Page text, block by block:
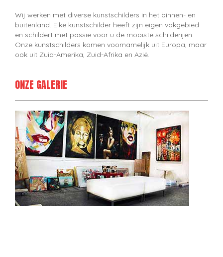
Wij werken met diverse kunstschilders in het binnen- en
buitenland. Elke kunstschilder heeft zijn eigen vakgebied
en schildert met passie voor u de mooiste schilderijen.
Onze kunstschilders komen voornamelijk uit Europa, maar
ook uit Zuid-Amerika, Zuid-Afrika en Azië.
ONZE GALERIE